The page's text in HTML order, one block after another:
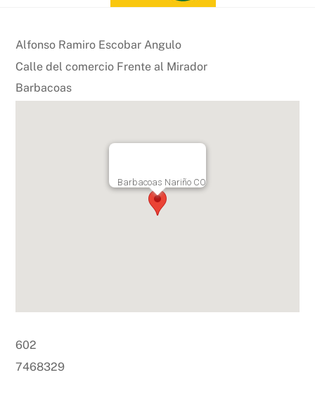
Alfonso Ramiro Escobar Angulo
Calle del comercio Frente al Mirador
Barbacoas
Barbacoas Nariño CO
602
7468329